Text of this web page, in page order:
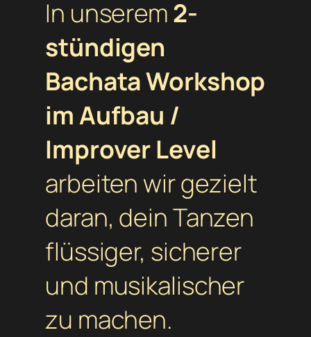
In unserem2-
stündigen
Bachata Workshop
im Aufbau /
Improver Level
arbeiten wir gezielt
daran, dein Tanzen
flüssiger, sicherer
und musikalischer
zu machen.